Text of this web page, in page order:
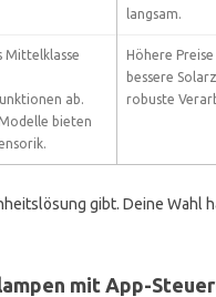
langsam.
Mittelklasse
ab.
bieten
Höhere
bessere
robuste
gibt. Deine Wahl
mit App-